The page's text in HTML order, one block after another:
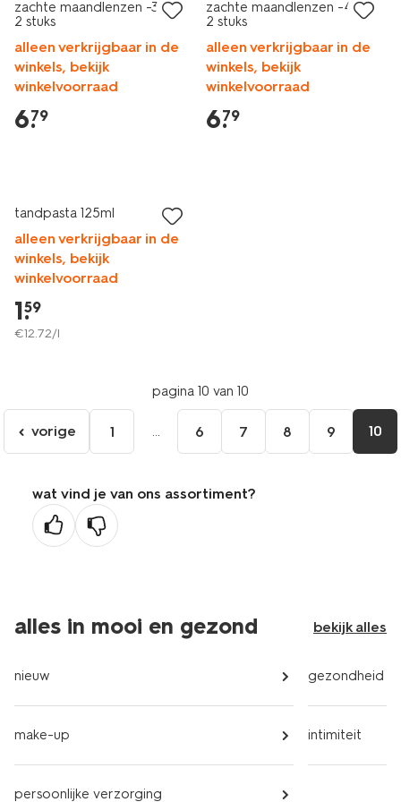
zachte maandlenzen -3.00 -
2 stuks
alleen verkrijgbaar in de
winkels, bekijk
winkelvoorraad
6.
79
zachte maandlenzen -4.00 -
2 stuks
alleen verkrijgbaar in de
winkels, bekijk
winkelvoorraad
6.
79
tandpasta 125ml
alleen verkrijgbaar in de
winkels, bekijk
winkelvoorraad
1.
59
€12.72/l
pagina 10 van 10
ga
naar
vorige
pagina
vorige 1 ... 6 7 8 9 10
wat vind je van ons assortiment?
alles in mooi en gezond bekijk alles
nieuw
make-up
persoonlijke verzorging
gezondheid
intimiteit